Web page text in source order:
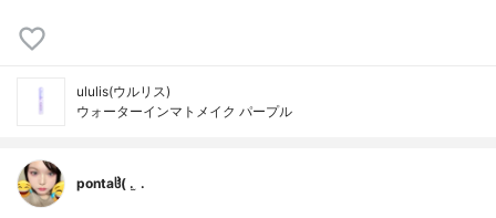
ululis(ウルリス)
ウォーターインマトメイク パープル
pontaჱ̒( . ̫ .